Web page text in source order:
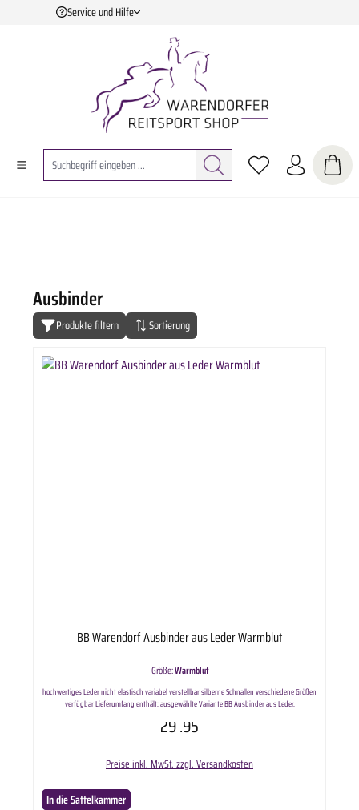
Zum Hauptinhalt springen
Service und Hilfe
Ausbinder
Produkte filtern Sortierung
BB Warendorf Ausbinder aus Leder Warmblut
Größe:Warmblut
hochwertiges Leder nicht elastisch variabel verstellbar silberne Schnallen verschiedene Größen
verfügbar Lieferumfang enthält: ausgewählte Variante BB Ausbinder aus Leder.
29.95
Preise inkl. MwSt. zzgl. Versandkosten
In die Sattelkammer